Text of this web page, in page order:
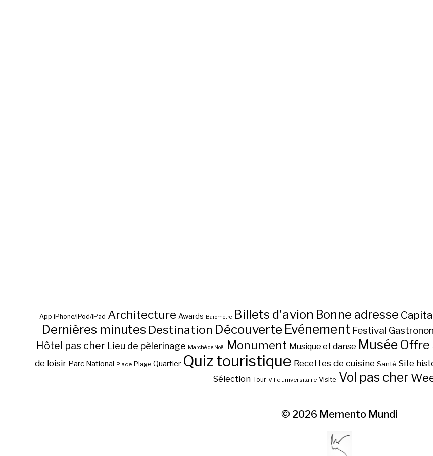
App iPhone/iPod/iPad Architecture Awards Baromètre Billets d'avion Bonne adresse
Dernières minutes Destination Découverte Evénement Festival
Hôtel pas cher Lieu de pèlerinage Marché de Noël Monument Musique et danse Musée Offre
de loisir Parc National Place Plage Quartier Quiz touristique Recettes de cuisine Santé Site
Sélection Tour Ville universitaire Visite Vol pas cher
© 2026 Memento Mundi